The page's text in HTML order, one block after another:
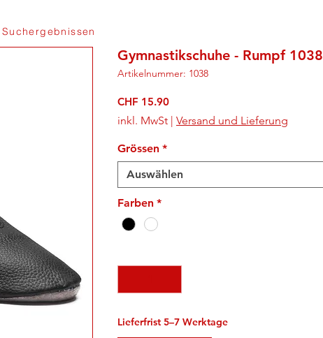
Gymnastikschuhe - Rumpf 1038
Artikelnummer: 1038
CHF 15.90Preis
inkl. MwSt | Versand und Lieferung
Grössen *
Auswählen
Farben *
Lieferfrist 5–7 Werktage